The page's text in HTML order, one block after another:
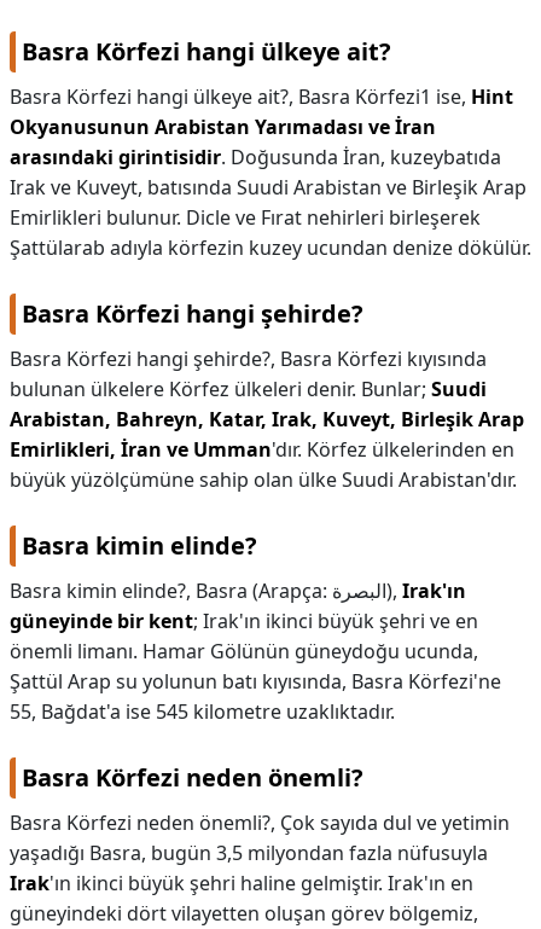
Basra Körfezi hangi ülkeye ait?
Basra Körfezi hangi ülkeye ait?, Basra Körfezi1 ise, Hint
Okyanusunun Arabistan Yarımadası ve İran
arasındaki girintisidir. Doğusunda İran, kuzeybatıda
Irak ve Kuveyt, batısında Suudi Arabistan ve Birleşik Arap
Emirlikleri bulunur. Dicle ve Fırat nehirleri birleşerek
Şattülarab adıyla körfezin kuzey ucundan denize dökülür.
Basra Körfezi hangi şehirde?
Basra Körfezi hangi şehirde?, Basra Körfezi kıyısında
bulunan ülkelere Körfez ülkeleri denir. Bunlar; Suudi
Arabistan, Bahreyn, Katar, Irak, Kuveyt, Birleşik Arap
Emirlikleri, İran ve Umman'dır. Körfez ülkelerinden en
büyük yüzölçümüne sahip olan ülke Suudi Arabistan'dır.
Basra kimin elinde?
Basra kimin elinde?, Basra (Arapça: البصرة), Irak'ın
güneyinde bir kent; Irak'ın ikinci büyük şehri ve en
önemli limanı. Hamar Gölünün güneydoğu ucunda,
Şattül Arap su yolunun batı kıyısında, Basra Körfezi'ne
55, Bağdat'a ise 545 kilometre uzaklıktadır.
Basra Körfezi neden önemli?
Basra Körfezi neden önemli?, Çok sayıda dul ve yetimin
yaşadığı Basra, bugün 3,5 milyondan fazla nüfusuyla
Irak'ın ikinci büyük şehri haline gelmiştir. Irak'ın en
güneyindeki dört vilayetten oluşan görev bölgemiz,